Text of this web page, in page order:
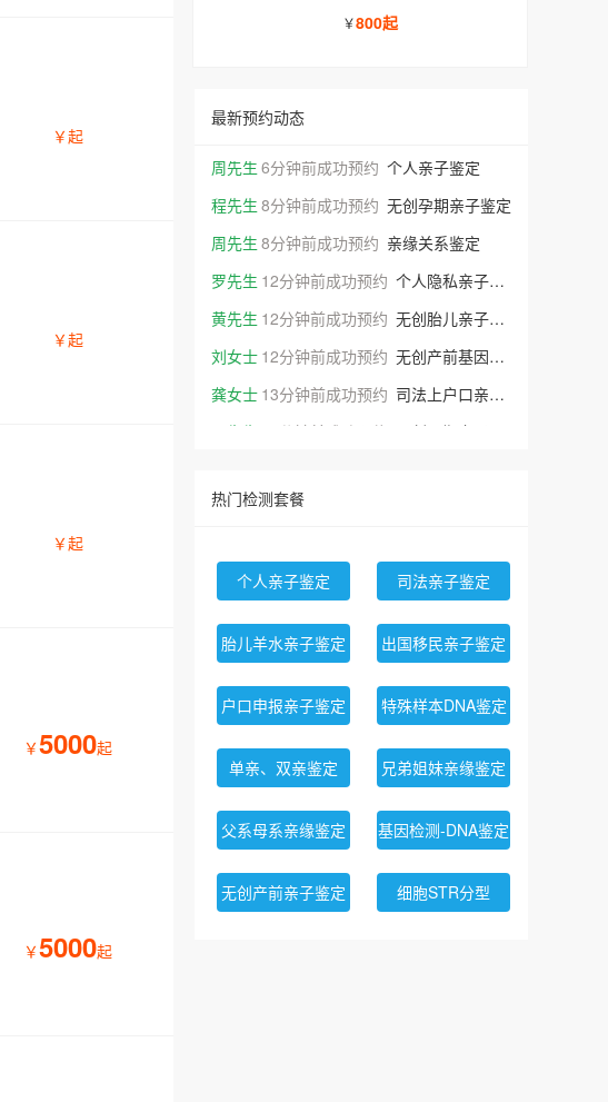
￥起
￥起
￥起
￥5000起
￥5000起
￥800起
最新预约动态
阮女士4分钟前成功预约
周先生 6分钟前成功预约 个人亲子鉴定
程先生 8分钟前成功预约 无创孕期亲子鉴定
周先生 8分钟前成功预约 亲缘关系鉴定
罗先生 12分钟前成功预约 个人隐私亲子鉴定
黄先生 12分钟前成功预约 无创胎儿亲子鉴定
刘女士 12分钟前成功预约 无创产前基因检测
龚女士 13分钟前成功预约 司法上户口亲子鉴定
亓先生
15分钟前成功预约
无创孕期亲子鉴定
阮先生17分钟前成功预约
任老师 2天前成功拟订
小鼠细胞STR鉴定
王老师1天前成功拟订
人源细胞STR鉴定
范女士1天前成功办理
个人亲子鉴定
阮女士4分钟前成功预约十周无创产检
周先生
6分钟前成功预约
个人亲子鉴定
周先生8分钟前成功预约亲缘关系鉴定
罗先生12分钟前成功预约个人隐私亲子鉴定
黄先生12分钟前成功预约无创胎儿亲子鉴定
热门检测套餐
个人亲子鉴定 司法亲子鉴定
胎儿羊水亲子鉴定 出国移民亲子鉴定
户口申报亲子鉴定 特殊样本DNA鉴定
单亲、双亲鉴定 兄弟姐妹亲缘鉴定
父系母系亲缘鉴定 基因检测-DNA鉴定
无创产前亲子鉴定 细胞STR分型